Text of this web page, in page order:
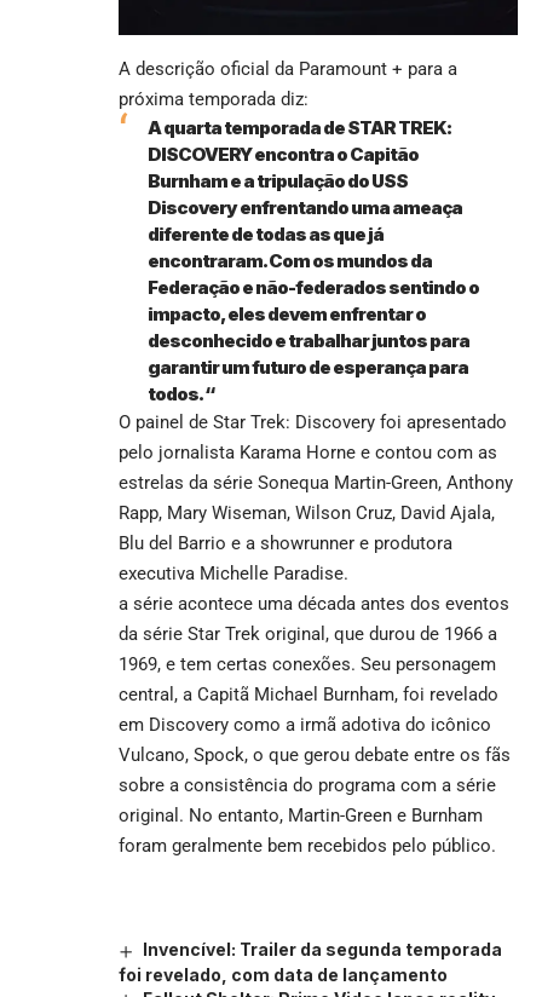
A descrição oficial da Paramount + para a
próxima temporada diz:
A quartatemporada de STAR TREK:
DISCOVERY encontra o Capitão
Burnham e a tripulação do USS
Discovery enfrentando uma ameaça
diferente de todas as que já
encontraram. Com os mundos da
Federação e não-federados sentindo o
impacto, eles devem enfrentar o
desconhecido e trabalhar juntos para
garantir um futuro de esperança para
todos. “
O painel de Star Trek: Discovery foi apresentado
pelo jornalista Karama Horne e contou com as
estrelas da série Sonequa Martin-Green, Anthony
Rapp, Mary Wiseman, Wilson Cruz, David Ajala,
Blu del Barrio e a showrunner e produtora
executiva Michelle Paradise.
a série acontece uma década antes dos eventos
da série Star Trek original, que durou de 1966 a
1969, e tem certas conexões. Seu personagem
central, a Capitã Michael Burnham, foi revelado
em Discovery como a irmã adotiva do icônico
Vulcano, Spock, o que gerou debate entre os fãs
sobre a consistência do programa com a série
original. No entanto, Martin-Green e Burnham
foram geralmente bem recebidos pelo público.
Invencível: Trailer da segunda temporada
foi revelado, com data de lançamento